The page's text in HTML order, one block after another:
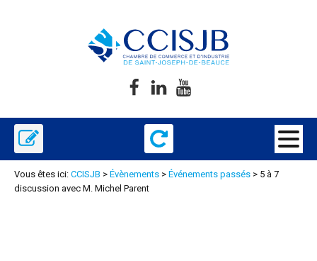
Vous êtes ici: CCISJB > Évènements > Événements passés > 5 à 7
discussion avec M. Michel Parent